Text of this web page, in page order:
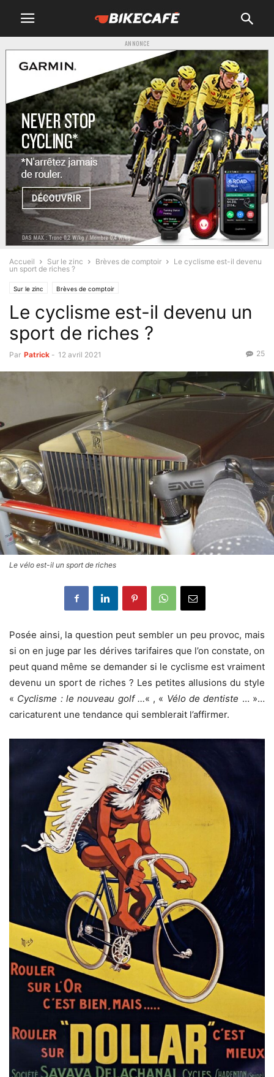
ANNONCE
Accueil Sur le zinc Brèves de comptoir
Le cyclisme est-il devenu
un sport de riches ?
Sur le zinc Brèves de comptoir
Le cyclisme est-il devenu un
sport de riches ?
Par Patrick - 12 avril 2021 25
Le vélo est-il un sport de riches
Posée ainsi, la question peut sembler un peu provoc, mais
si on en juge par les dérives tarifaires que l’on constate, on
peut quand même se demander si le cyclisme est vraiment
devenu un sport de riches ? Les petites allusions du style
« Cyclisme : le nouveau golf …« , « Vélo de dentiste … »…
caricaturent une tendance qui semblerait l’affirmer.